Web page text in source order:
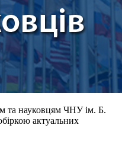
та науковцям ЧНУ ім. Б.
актуальних